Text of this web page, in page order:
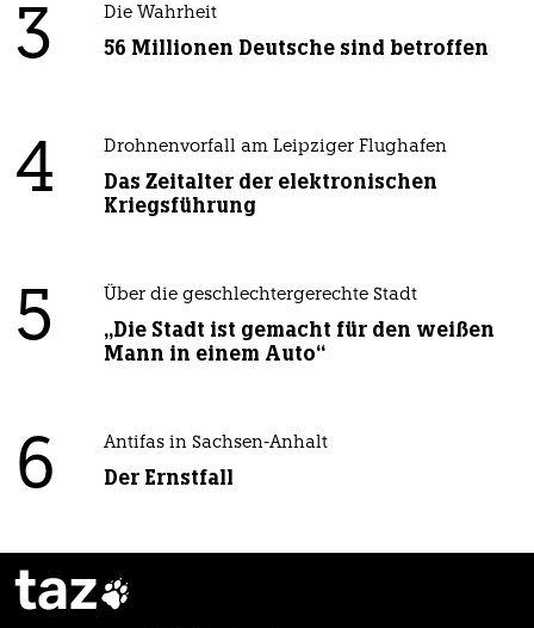
3 Die Wahrheit
56 Millionen Deutsche sind betroffen
4 Drohnenvorfall am Leipziger Flughafen
Das Zeitalter der elektronischen
Kriegsführung
5 Über die geschlechtergerechte Stadt
„Die Stadt ist gemacht für den weißen
Mann in einem Auto“
6 Antifas in Sachsen-Anhalt
Der Ernstfall
taz